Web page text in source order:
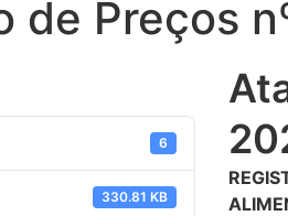
de Preços
6
330.81 KB